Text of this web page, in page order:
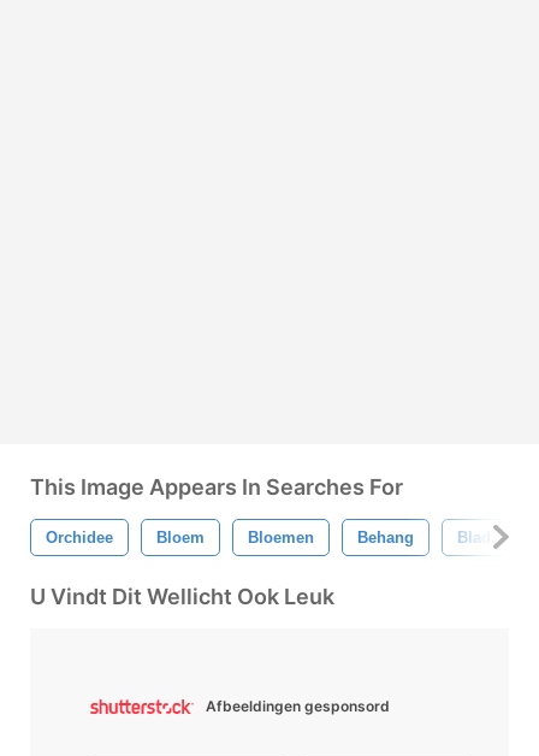
This Image Appears In Searches For
Orchidee Bloem Bloemen Behang Blad
U Vindt Dit Wellicht Ook Leuk
Afbeeldingen gesponsord